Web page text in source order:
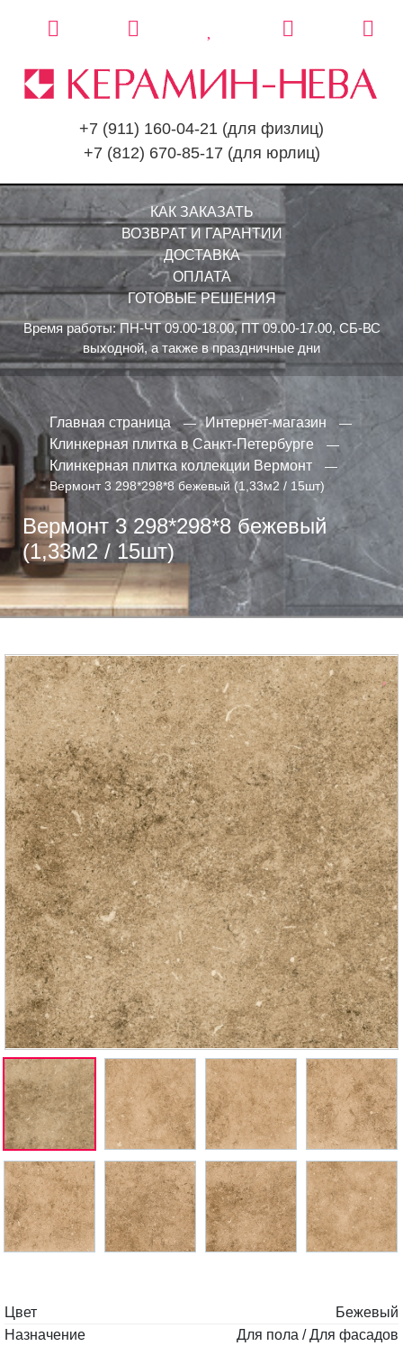
+7 (911) 160-04-21 (для физлиц)
+7 (812) 670-85-17 (для юрлиц)
КАК ЗАКАЗАТЬ
ВОЗВРАТ И ГАРАНТИИ
ДОСТАВКА
ОПЛАТА
ГОТОВЫЕ РЕШЕНИЯ
Время работы: ПН-ЧТ 09.00-18.00, ПТ 09.00-17.00, СБ-ВС
выходной, а также в праздничные дни
Главная страница
Интернет-магазин
Клинкерная плитка в Санкт-Петербурге
Клинкерная плитка коллекции Вермонт
Вермонт 3 298*298*8 бежевый (1,33м2 / 15шт)
Вермонт 3 298*298*8 бежевый
(1,33м2 / 15шт)
Цвет
Бежевый
Назначение
Для пола / Для фасадов